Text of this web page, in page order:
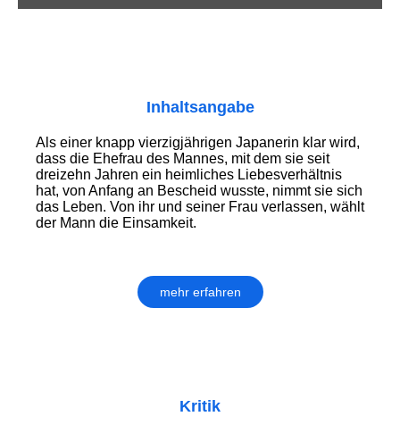
Inhaltsangabe
Als einer knapp vierzigjährigen Japanerin klar wird,
dass die Ehefrau des Mannes, mit dem sie seit
dreizehn Jahren ein heimliches Liebesverhältnis
hat, von Anfang an Bescheid wusste, nimmt sie sich
das Leben. Von ihr und seiner Frau verlassen, wählt
der Mann die Einsamkeit.
mehr erfahren
Kritik